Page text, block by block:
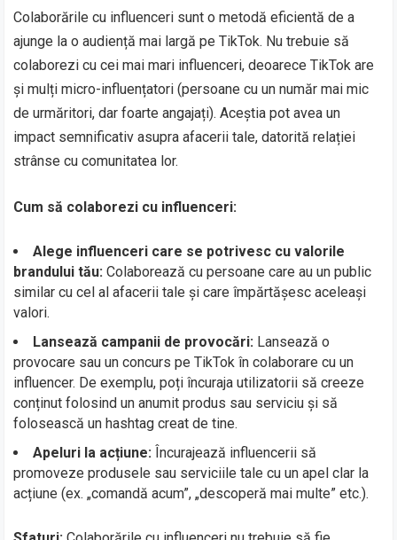
Colaborările cu influenceri sunt o metodă eficientă de a
ajunge la o audiență mai largă pe TikTok. Nu trebuie să
colaborezi cu cei mai mari influenceri, deoarece TikTok are
și mulți micro-influențatori (persoane cu un număr mai mic
de urmăritori, dar foarte angajați). Aceștia pot avea un
impact semnificativ asupra afacerii tale, datorită relației
strânse cu comunitatea lor.
Cum să colaborezi cu influenceri:
Alege influenceri care se potrivesc cu valorile
brandului tău: Colaborează cu persoane care au un public
similar cu cel al afacerii tale și care împărtășesc aceleași
valori.
Lansează campanii de provocări: Lansează o
provocare sau un concurs pe TikTok în colaborare cu un
influencer. De exemplu, poți încuraja utilizatorii să creeze
conținut folosind un anumit produs sau serviciu și să
folosească un hashtag creat de tine.
Apeluri la acțiune: Încurajează influencerii să
promoveze produsele sau serviciile tale cu un apel clar la
acțiune (ex. „comandă acum”, „descoperă mai multe” etc.).